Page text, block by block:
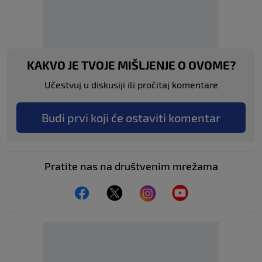
KAKVO JE TVOJE MIŠLJENJE O OVOME?
Učestvuj u diskusiji ili pročitaj komentare
Budi prvi koji će ostaviti komentar
Pratite nas na društvenim mrežama